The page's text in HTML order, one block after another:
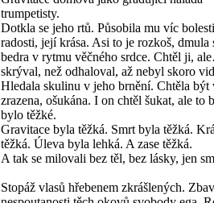
trumpetisty.
Dotkla se jeho rtů. Působila mu víc
radosti, její krása. Asi to je rozkoš, dmula
bedra v rytmu věčného srdce. Chtěl ji,
skrýval, než odhaloval, až nebyl skoro
Hledala skulinu v jeho brnění. Chtěla být
zrazena, ošukána. I on chtěl šukat, ale to
bylo těžké.
Gravitace byla těžká. Smrt byla těžká.
těžká. Úleva byla lehká. A zase těžká.
A tak se milovali bez těl, bez lásky, jen
Stopáž vlasů hřebenem zkrášlených.